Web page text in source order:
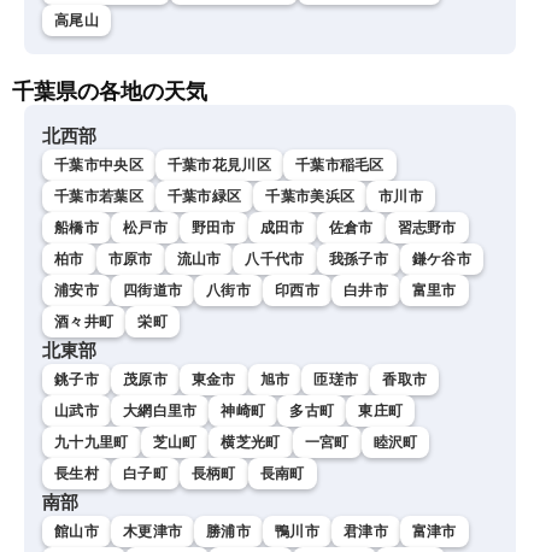
高尾山
千葉県の各地の天気
北西部
千葉市中央区 千葉市花見川区
千葉市稲毛区
千葉市若葉区
千葉市緑区 千葉市美浜区
市川市
船橋市
松戸市 野田市 成田市 佐倉市
習志野市
柏市
市原市 流山市 八千代市 我孫子市
鎌ケ谷市
浦安市
四街道市 八街市 印西市 白井市
富里市
酒々井町
栄町
北東部
銚子市 茂原市 東金市 旭市 匝瑳市
香取市
山武市
大網白里市 神崎町 多古町
東庄町
九十九里町
芝山町 横芝光町 一宮町
睦沢町
長生村
白子町 長柄町 長南町
南部
館山市 木更津市 勝浦市 鴨川市 君津市
富津市